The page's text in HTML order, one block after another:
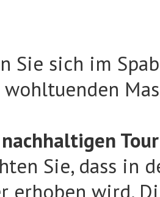
Sie sich im
Sie, dass in
erhoben wird.